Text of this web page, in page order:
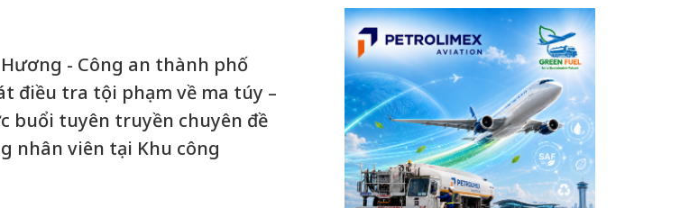
- Công an thành phố
điều tra tội phạm về ma túy –
buổi tuyên truyền chuyên đề
nhân viên tại Khu công